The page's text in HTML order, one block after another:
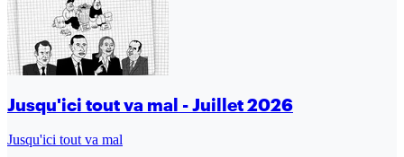
Jusqu'ici tout va mal - Juillet 2026
Jusqu'ici tout va mal